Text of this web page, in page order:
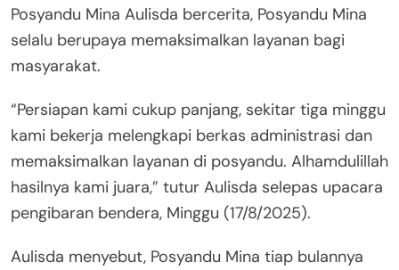
Posyandu Mina Aulisda bercerita, Posyandu Mina
selalu berupaya memaksimalkan layanan bagi
masyarakat.
“Persiapan kami cukup panjang, sekitar tiga minggu
kami bekerja melengkapi berkas administrasi dan
memaksimalkan layanan di posyandu. Alhamdulillah
hasilnya kami juara,” tutur Aulisda selepas upacara
pengibaran bendera, Minggu (17/8/2025).
Aulisda menyebut, Posyandu Mina tiap bulannya